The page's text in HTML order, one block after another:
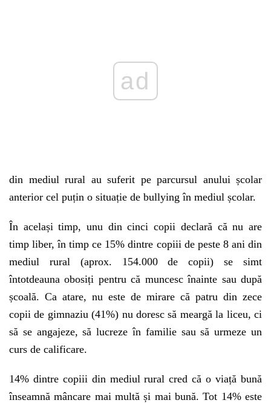
din mediul rural au suferit pe parcursul anului școlar
anterior cel puțin o situație de bullying în mediul școlar.
În același timp, unu din cinci copii declară că nu are
timp liber, în timp ce 15% dintre copiii de peste 8 ani din
mediul rural (aprox. 154.000 de copii) se simt
întotdeauna obosiți pentru că muncesc înainte sau după
școală. Ca atare, nu este de mirare că patru din zece
copii de gimnaziu (41%) nu doresc să meargă la liceu, ci
să se angajeze, să lucreze în familie sau să urmeze un
curs de calificare.
14% dintre copiii din mediul rural cred că o viață bună
înseamnă mâncare mai multă și mai bună. Tot 14% este